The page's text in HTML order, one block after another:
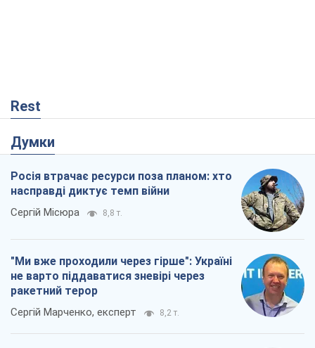
Rest
Думки
Росія втрачає ресурси поза планом: хто
насправді диктує темп війни
Сергій Місюра 8,8 т.
"Ми вже проходили через гірше": Україні
не варто піддаватися зневірі через
ракетний терор
Сергій Марченко, експерт 8,2 т.